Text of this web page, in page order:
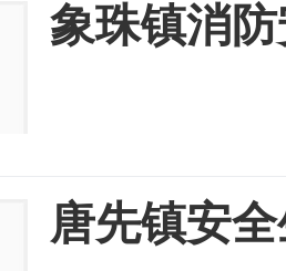
象珠镇消
唐先镇安